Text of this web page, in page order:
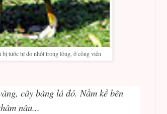
bị tước tự do nhốt trong lồng, ở công viên
cây bàng lá đỏ. Nằm kề bên
nâu...